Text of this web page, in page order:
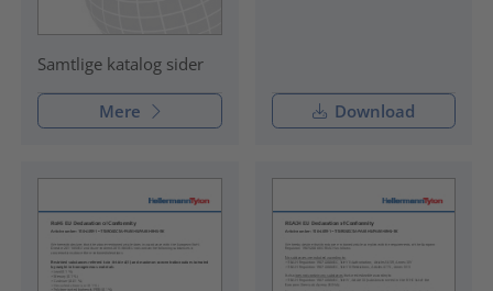
Samtlige katalog sider
Mere Download